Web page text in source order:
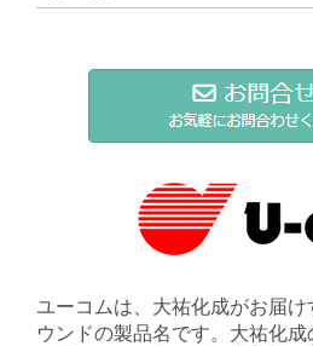
ユーコムは、大祐化成がお届
ウンドの製品名です。大祐化